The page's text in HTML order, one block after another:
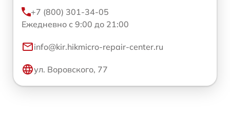
+7 (800) 301-34-05
Ежедневно с 9:00 до 21:00
info@kir.hikmicro-repair-center.ru
ул. Воровского, 77